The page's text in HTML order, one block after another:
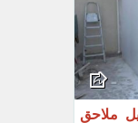
ملاحق